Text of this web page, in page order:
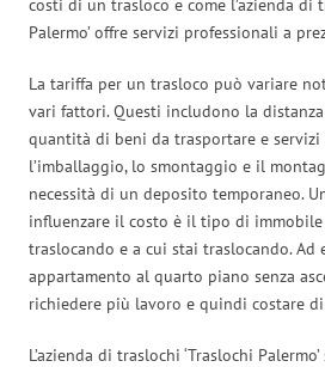
costi di un trasloco e come l’azienda di
Palermo’ offre servizi professionali a
La tariffa per un trasloco può variare
vari fattori. Questi includono la
quantità di beni da trasportare e
l’imballaggio, lo smontaggio e il
necessità di un deposito temporaneo.
influenzare il costo è il tipo di
traslocando e a cui stai traslocando. Ad
appartamento al quarto piano senza
richiedere più lavoro e quindi costare
L’azienda di traslochi ‘Traslochi